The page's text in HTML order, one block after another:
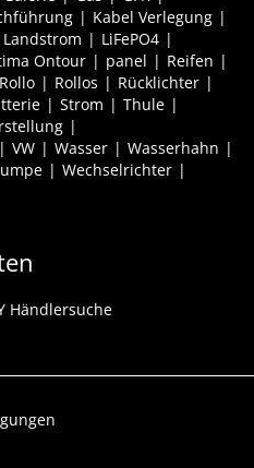
Kabel Verlegung
Landstrom
LiFePO4
Ontour panel
Reifen
Rollo Rollos
Rücklichter
Strom
Thule
VW Wasser
Wasserhahn
Wechselrichter
Händlersuche